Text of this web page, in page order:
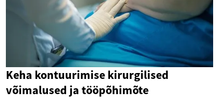
Keha kontuurimise kirurgilised
võimalused ja tööpõhimõte